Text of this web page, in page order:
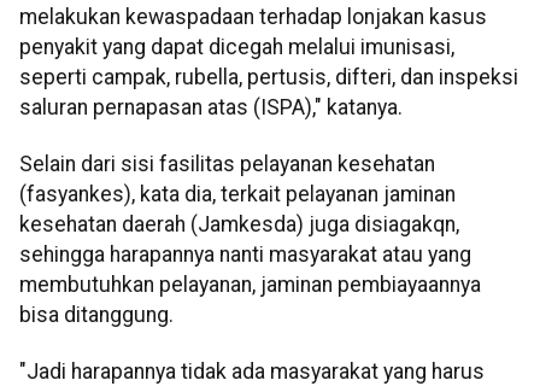
melakukan kewaspadaan terhadap lonjakan kasus
penyakit yang dapat dicegah melalui imunisasi,
seperti campak, rubella, pertusis, difteri, dan inspeksi
saluran pernapasan atas (ISPA)," katanya.
Selain dari sisi fasilitas pelayanan kesehatan
(fasyankes), kata dia, terkait pelayanan jaminan
kesehatan daerah (Jamkesda) juga disiagakqn,
sehingga harapannya nanti masyarakat atau yang
membutuhkan pelayanan, jaminan pembiayaannya
bisa ditanggung.
"Jadi harapannya tidak ada masyarakat yang harus